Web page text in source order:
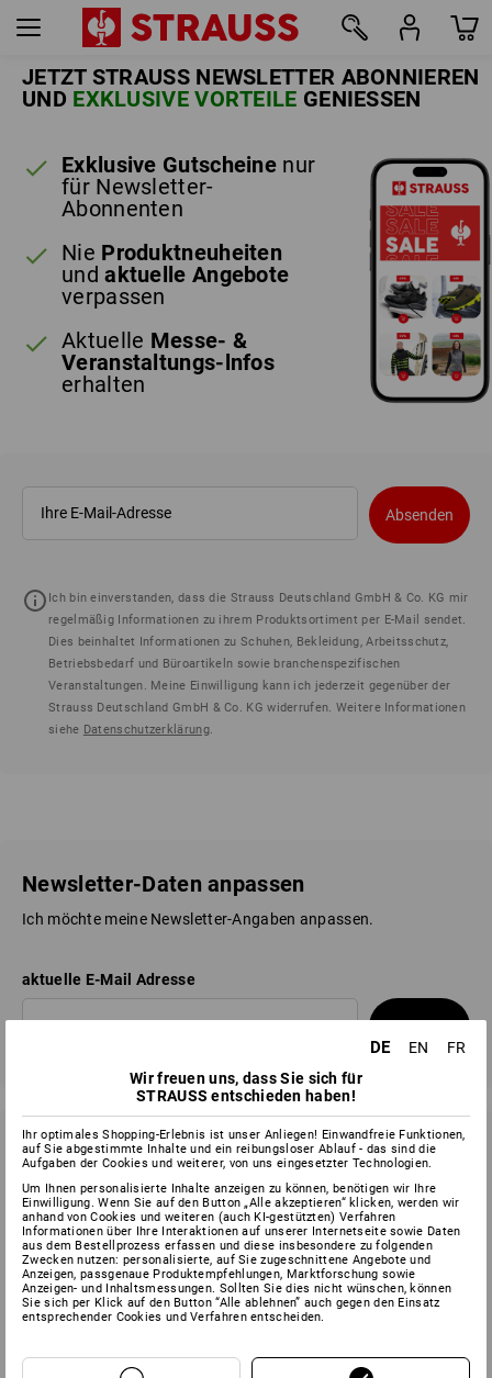
JETZT STRAUSS NEWSLETTER ABONNIEREN
UND EXKLUSIVE VORTEILE GENIESSEN
Exklusive Gutscheine nur
für Newsletter-
Abonnenten
Nie Produktneuheiten
undaktuelle Angebote
verpassen
Aktuelle Messe- &
Veranstaltungs-lnfos
erhalten
Absenden
Ich bin einverstanden, dass die Strauss Deutschland GmbH & Co. KG mir
regelmäßig Informationen zu ihrem Produktsortiment per E-Mail sendet.
Dies beinhaltet Informationen zu Schuhen, Bekleidung, Arbeitsschutz,
Betriebsbedarf und Büroartikeln sowie branchenspezifischen
Veranstaltungen. Meine Einwilligung kann ich jederzeit gegenüber der
Strauss Deutschland GmbH & Co. KG widerrufen. Weitere Informationen
siehe Datenschutzerklärung.
Newsletter-Daten anpassen
Ich möchte meine Newsletter-Angaben anpassen.
aktuelle E-Mail Adresse
Newsletter abbestellen
Sie möchten den Strauss Newsletter künftig nicht mehr
erhalten? Nutzen Sie bitte den Abmelde-Link im unteren Bereich
eines erhaltenen Newsletters, um sich abzumelden.
DE EN
FR
Wir freuen uns, dass Sie sich für
STRAUSS entschieden haben!
Ihr optimales Shopping-Erlebnis ist unser Anliegen! Einwandfreie Funktionen,
auf Sie abgestimmte Inhalte und ein reibungsloser Ablauf - das sind die
Aufgaben der Cookies und weiterer, von uns eingesetzter Technologien.
Um Ihnen personalisierte Inhalte anzeigen zu können, benötigen wir Ihre
Einwilligung. Wenn Sie auf den Button „Alle akzeptieren“ klicken, werden wir
anhand von Cookies und weiteren (auch KI-gestützten) Verfahren
Informationen über Ihre Interaktionen auf unserer Internetseite sowie Daten
aus dem Bestellprozess erfassen und diese insbesondere zu folgenden
Zwecken nutzen: personalisierte, auf Sie zugeschnittene Angebote und
Anzeigen, passgenaue Produktempfehlungen, Marktforschung sowie
Anzeigen- und Inhaltsmessungen. Sollten Sie dies nicht wünschen, können
Sie sich per Klick auf den Button “Alle ablehnen” auch gegen den Einsatz
entsprechender Cookies und Verfahren entscheiden.